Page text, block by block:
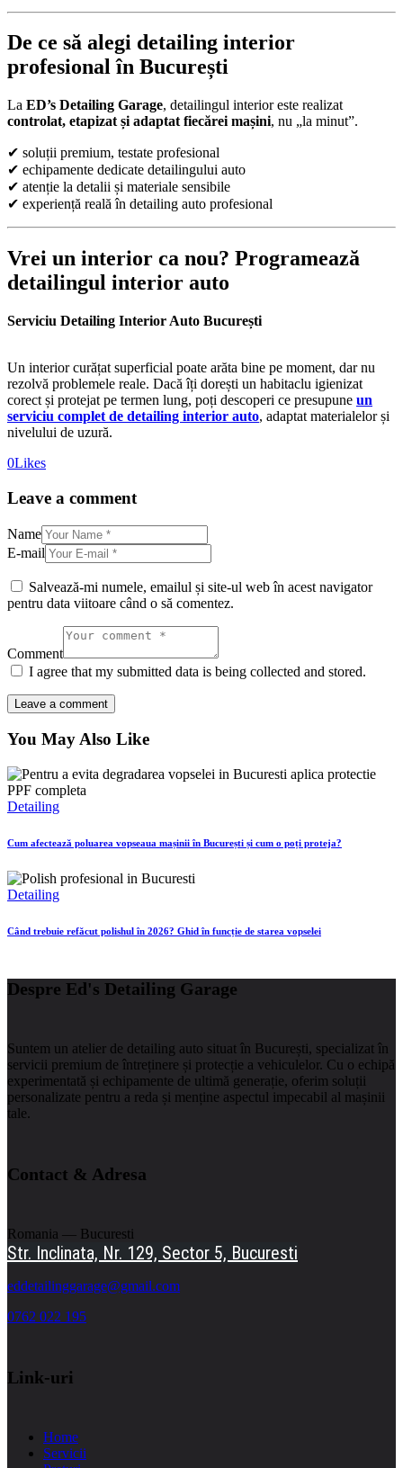
De ce să alegi detailing interior
profesional în București
La ED’s Detailing Garage, detailingul interior este realizat
controlat, etapizat și adaptat fiecărei mașini, nu „la minut”.
✔ soluții premium, testate profesional
✔ echipamente dedicate detailingului auto
✔ atenție la detalii și materiale sensibile
✔ experiență reală în detailing auto profesional
Vrei un interior ca nou? Programează
detailingul interior auto
Serviciu Detailing Interior Auto București
Un interior curățat superficial poate arăta bine pe moment, dar nu
rezolvă problemele reale. Dacă îți dorești un habitaclu igienizat
corect și protejat pe termen lung, poți descoperi ce presupune un
serviciu complet de detailing interior auto, adaptat materialelor și
nivelului de uzură.
0Likes
Leave a comment
Name
E-mail
Salvează-mi numele, emailul și site-ul web în acest navigator
pentru data viitoare când o să comentez.
Comment
I agree that my submitted data is being collected and stored.
You May Also Like
Detailing
Cum afectează poluarea vopseaua mașinii în București și cum o poți proteja?
Detailing
Când trebuie refăcut polishul în 2026? Ghid în funcție de starea vopselei
Despre Ed's Detailing Garage
Suntem un atelier de detailing auto situat în București, specializat în
servicii premium de întreținere și protecție a vehiculelor. Cu o echipă
experimentată și echipamente de ultimă generație, oferim soluții
personalizate pentru a reda și menține aspectul impecabil al mașinii
tale.
Contact & Adresa
Romania — Bucuresti
Str. Inclinata, Nr. 129, Sector 5, Bucuresti
eddetailinggarage@gmail.com
0762 022 195
Link-uri
Home
Servicii